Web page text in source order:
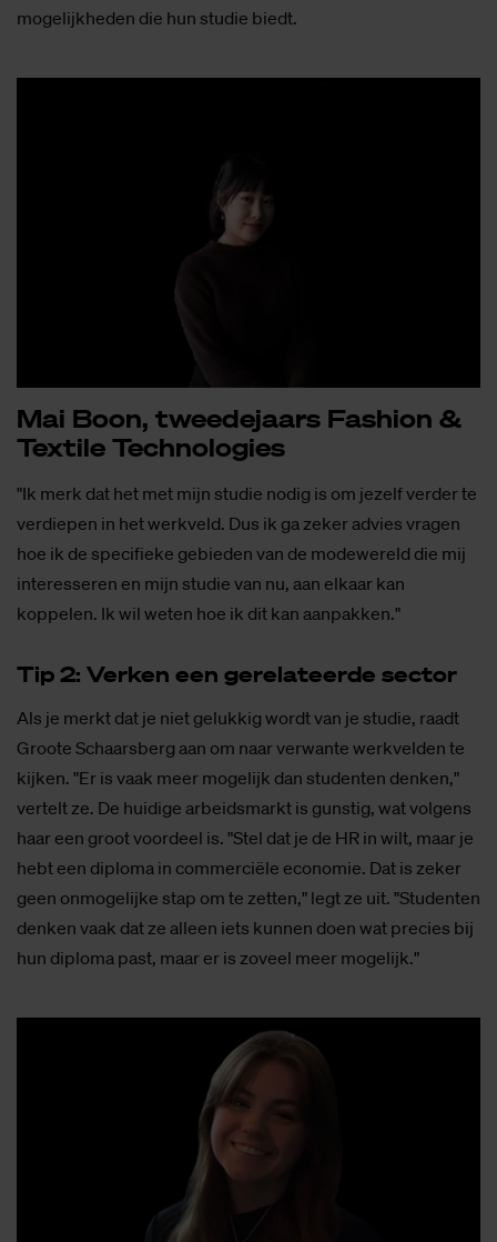
mogelijkheden die hun studie biedt.
Mai Boon, twee­de­jaars Fas­hi­on &
Tex­ti­le Tech­no­lo­gies
"Ik merk dat het met mijn studie nodig is om jezelf verder te
verdiepen in het werkveld. Dus ik ga zeker advies vragen
hoe ik de specifieke gebieden van de modewereld die mij
interesseren en mijn studie van nu, aan elkaar kan
koppelen. Ik wil weten hoe ik dit kan aanpakken."
Tip 2: Ver­ken een ge­re­la­teer­de sec­tor
Als je merkt dat je niet gelukkig wordt van je studie, raadt
Groote Schaarsberg aan om naar verwante werkvelden te
kijken. "Er is vaak meer mogelijk dan studenten denken,"
vertelt ze. De huidige arbeidsmarkt is gunstig, wat volgens
haar een groot voordeel is. "Stel dat je de HR in wilt, maar je
hebt een diploma in commerciële economie. Dat is zeker
geen onmogelijke stap om te zetten," legt ze uit. "Studenten
denken vaak dat ze alleen iets kunnen doen wat precies bij
hun diploma past, maar er is zoveel meer mogelijk."